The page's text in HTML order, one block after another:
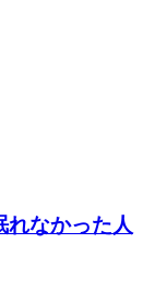
れなかった人